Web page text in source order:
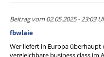
Beitrag vom 02.05.2025 - 23:03
fbwlaie
Wer liefert in Europa überhaupt
vergleichbare business class im